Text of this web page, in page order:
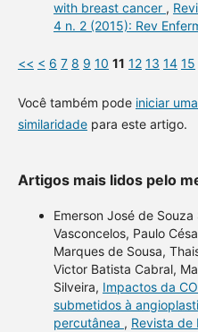
with breast cancer ,
4 n. 2 (2015): Rev
<< < 6 7 8 9 10 11 12 13 14 15
Você também pode iniciar
similaridadepara este artigo.
Artigos mais lidos pelo
Emerson José de
Vasconcelos, Paulo
Marques de Sousa,
Victor Batista Cabral,
Silveira, Impactos da
submetidos à
percutânea , Revista de